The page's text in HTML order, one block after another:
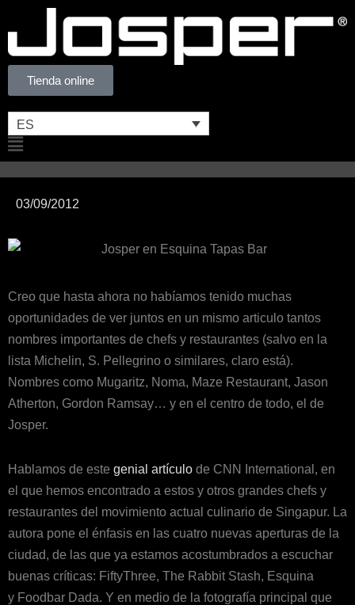
al
contenido
Tienda online
ES
Flyout
Menu
03/09/2012
Creo que hasta ahora no habíamos tenido muchas
oportunidades de ver juntos en un mismo articulo tantos
nombres importantes de chefs y restaurantes (salvo en la
lista Michelin, S. Pellegrino o similares, claro está).
Nombres como Mugaritz, Noma, Maze Restaurant, Jason
Atherton, Gordon Ramsay… y en el centro de todo, el de
Josper.
Hablamos de este genial artículo de CNN International, en
el que hemos encontrado a estos y otros grandes chefs y
restaurantes del movimiento actual culinario de Singapur. La
autora pone el énfasis en las cuatro nuevas aperturas de la
ciudad, de las que ya estamos acostumbrados a escuchar
buenas críticas: FiftyThree, The Rabbit Stash, Esquina
y Foodbar Dada. Y en medio de la fotografía principal que